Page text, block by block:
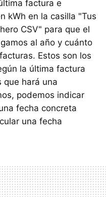
factura e
kWh en la casilla "Tus
CSV" para que el
al año y cuánto
Estos son los
la última factura
que hará una
podemos indicar
fecha concreta
una fecha